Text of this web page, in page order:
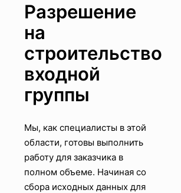
Разрешение
на
строительство
входной
группы
Мы, как специалисты в этой
области, готовы выполнить
работу для заказчика в
полном объеме. Начиная со
сбора исходных данных для